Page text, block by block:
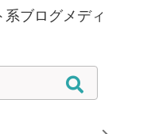
ブログメディ